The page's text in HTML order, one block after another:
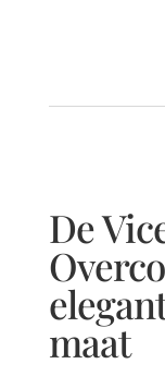
De
maat